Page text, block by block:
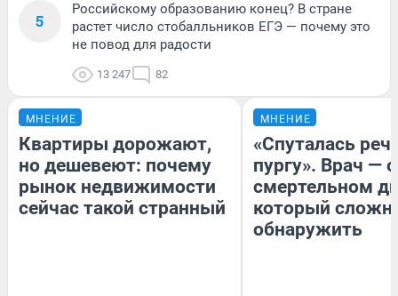
5
Российскому образованию конец? В стране
растет число стобалльников ЕГЭ — почему это
не повод для радости
13 247 82
МНЕНИЕ
Квартиры дорожают,
но дешевеют: почему
рынок недвижимости
сейчас такой странный
МНЕНИЕ
«Спуталась
пургу». Врач — о
смертельном
который
обнаружить